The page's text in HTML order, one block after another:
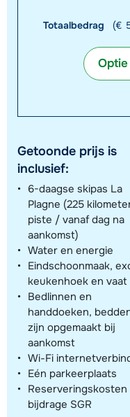
Totaalbedrag (€
Getoonde prijs is
inclusief:
6-daagse skipas La
Plagne (225
piste / vanaf dag na
aankomst)
Water en energie
Eindschoonmaak,
keukenhoek en vaat
Bedlinnen en
handdoeken,
zijn opgemaakt bij
aankomst
Wi-Fi
Eén parkeerplaats
Reserveringskosten
bijdrage SGR